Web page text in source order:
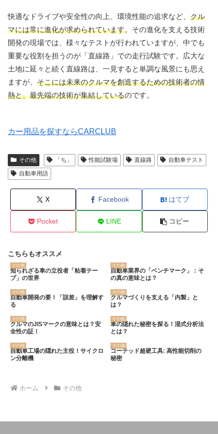
快適なドライブや安全性の向上、環境性能の追求など、 クル
マには常に進化が求められています。その進化を支える技術
開発の現場では、様々なテストが行われていますが、中でも
重要な役割を担うのが「直線路」での走行試験です。広大な
土地に延々と続く直線路は、一見すると単調な風景にも思え
ますが、 そこには未来のクルマを創造するための技術者の情
熱と、最先端の技術が集結しているのです。
カー用品を探すならCARCLUB
その他 「ち」 性能試験場 直線路
自動車テスト
自動車用語
X Facebook はてブ
Pocket LINE コピー
こちらもオススメ
その他
知られざる車の立役者「粘着テー
プ」の世界
その他
自動車業界の「ベンチマーク」：そ
の真の意味とは？
その他
自動車開発の要！「誤差」を理解す
る
その他
クルマづくりを支える「内製」と
は？
その他
クルマのJISマークの意味とは？安
全性の証！
その他
車の隠れた秘密を探る！湿式分析法
とは？
その他
自動車工場の隠れた主役！サイクロ
ン分離機
その他
コーテッド超硬工具: 高性能切削の
秘密
ホーム その他